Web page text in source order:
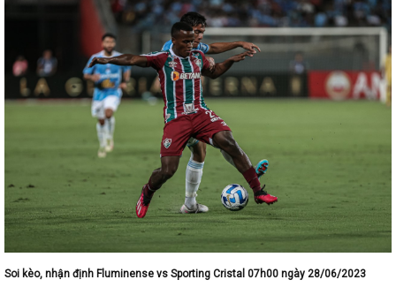
Soi kèo, nhận định Fluminense vs Sporting Cristal 07h00 ngày 28/06/2023